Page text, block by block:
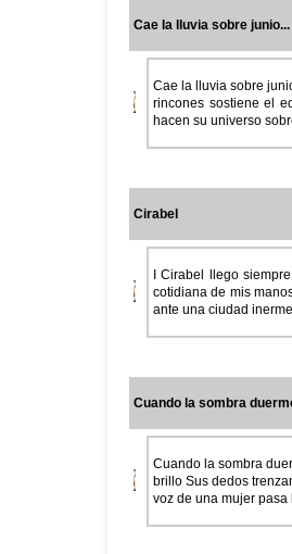
Cae la lluvia sobre junio...
Cae la lluvia sobre
rincones sostiene el
hacen su universo
Cirabel
I Cirabel llego
cotidiana de mis
ante una ciudad
Cuando la sombra
Cuando la sombra
brillo Sus dedos
voz de una mujer